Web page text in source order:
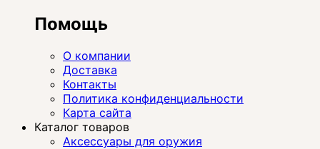
Помощь
О компании
Доставка
Контакты
Политика конфиденциальности
Карта сайта
Каталог товаров
Аксессуары для оружия